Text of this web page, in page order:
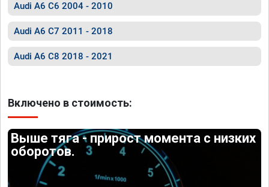
Audi A6 C6 2004 - 2010
Audi A6 C7 2011 - 2018
Audi A6 C8 2018 - 2021
Включено в стоимость:
Выше тяга - прирост момента с низких
оборотов.